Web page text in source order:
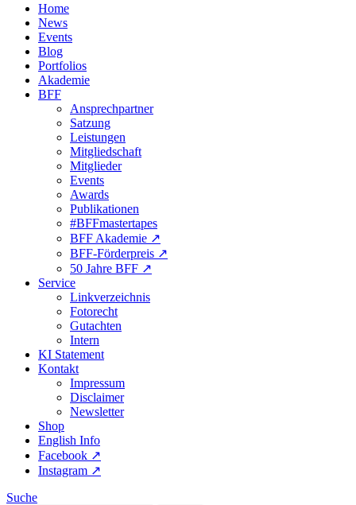
Home
News
Events
Blog
Portfolios
Akademie
BFF
Ansprechpartner
Satzung
Leistungen
Mitgliedschaft
Mitglieder
Events
Awards
Publikationen
#BFFmastertapes
BFF Akademie ↗︎
BFF-Förderpreis ↗︎
50 Jahre BFF ↗︎
Service
Linkverzeichnis
Fotorecht
Gutachten
Intern
KI Statement
Kontakt
Impressum
Disclaimer
Newsletter
Shop
English Info
Facebook ↗︎
Instagram ↗︎
Suche